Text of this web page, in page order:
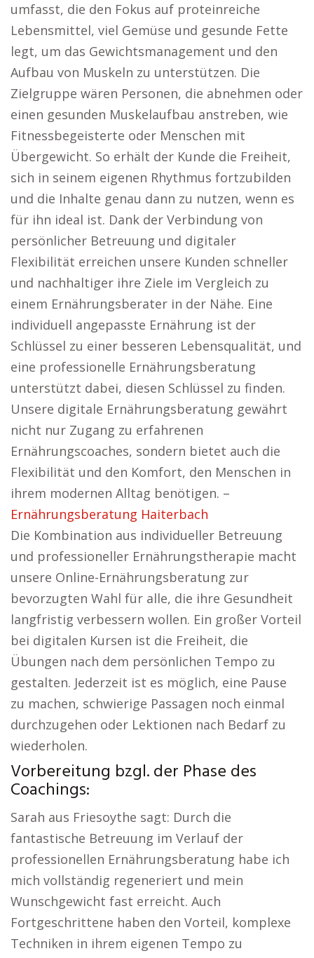
umfasst, die den Fokus auf proteinreiche
Lebensmittel, viel Gemüse und gesunde Fette
legt, um das Gewichtsmanagement und den
Aufbau von Muskeln zu unterstützen. Die
Zielgruppe wären Personen, die abnehmen oder
einen gesunden Muskelaufbau anstreben, wie
Fitnessbegeisterte oder Menschen mit
Übergewicht. So erhält der Kunde die Freiheit,
sich in seinem eigenen Rhythmus fortzubilden
und die Inhalte genau dann zu nutzen, wenn es
für ihn ideal ist. Dank der Verbindung von
persönlicher Betreuung und digitaler
Flexibilität erreichen unsere Kunden schneller
und nachhaltiger ihre Ziele im Vergleich zu
einem Ernährungsberater in der Nähe. Eine
individuell angepasste Ernährung ist der
Schlüssel zu einer besseren Lebensqualität, und
eine professionelle Ernährungsberatung
unterstützt dabei, diesen Schlüssel zu finden.
Unsere digitale Ernährungsberatung gewährt
nicht nur Zugang zu erfahrenen
Ernährungscoaches, sondern bietet auch die
Flexibilität und den Komfort, den Menschen in
ihrem modernen Alltag benötigen. –
Ernährungsberatung Haiterbach
Die Kombination aus individueller Betreuung
und professioneller Ernährungstherapie macht
unsere Online-Ernährungsberatung zur
bevorzugten Wahl für alle, die ihre Gesundheit
langfristig verbessern wollen. Ein großer Vorteil
bei digitalen Kursen ist die Freiheit, die
Übungen nach dem persönlichen Tempo zu
gestalten. Jederzeit ist es möglich, eine Pause
zu machen, schwierige Passagen noch einmal
durchzugehen oder Lektionen nach Bedarf zu
wiederholen.
Vorbereitung bzgl. der Phase des
Coachings:
Sarah aus Friesoythe sagt: Durch die
fantastische Betreuung im Verlauf der
professionellen Ernährungsberatung habe ich
mich vollständig regeneriert und mein
Wunschgewicht fast erreicht. Auch
Fortgeschrittene haben den Vorteil, komplexe
Techniken in ihrem eigenen Tempo zu